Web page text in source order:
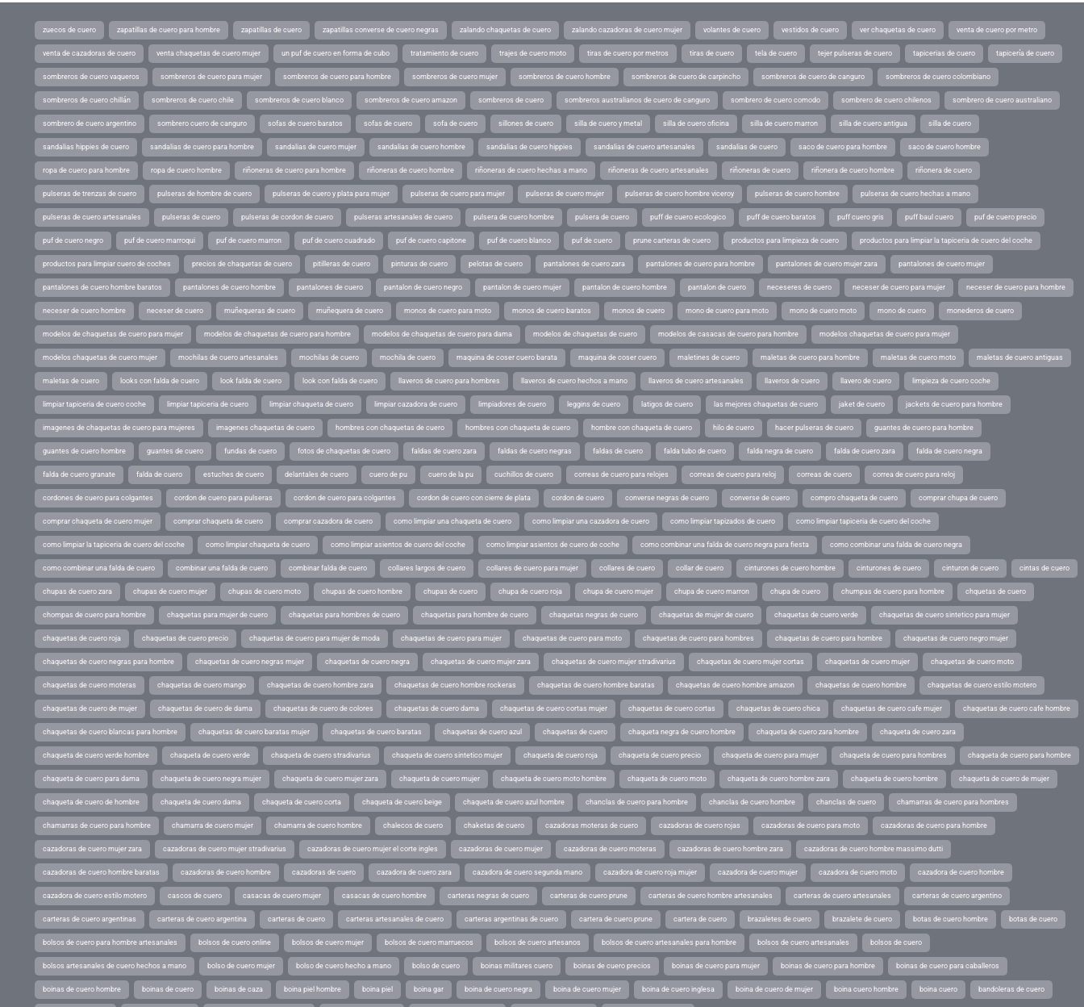
zuecos de cuero zapatillas de cuero para hombre zapatillas de cuero zapatillas converse de cuero negras zalando chaquetas de cuero zalando cazadoras de cuero mujer volantes de cuero vestidos de cuero ver chaquetas de cuero venta de cuero por metro
venta de cazadoras de cuero venta chaquetas de cuero mujer un puf de cuero en forma de cubo tratamiento de cuero trajes de cuero moto tiras de cuero por metros tiras de cuero tela de cuero tejer pulseras de cuero tapicerias de cuero tapicería de cuero
sombreros de cuero vaqueros sombreros de cuero para mujer sombreros de cuero para hombre sombreros de cuero mujer sombreros de cuero hombre sombreros de cuero de carpincho sombreros de cuero de canguro sombreros de cuero colombiano
sombreros de cuero chillán sombreros de cuero chile sombreros de cuero blanco sombreros de cuero amazon sombreros de cuero sombreros australianos de cuero de canguro sombrero de cuero comodo sombrero de cuero chilenos sombrero de cuero australiano
sombrero de cuero argentino sombrero cuero de canguro sofas de cuero baratos sofas de cuero sofa de cuero sillones de cuero silla de cuero y metal silla de cuero oficina silla de cuero marron silla de cuero antigua silla de cuero
sandalias hippies de cuero sandalias de cuero para hombre sandalias de cuero mujer sandalias de cuero hombre sandalias de cuero hippies sandalias de cuero artesanales sandalias de cuero saco de cuero para hombre saco de cuero hombre
ropa de cuero para hombre ropa de cuero hombre riñoneras de cuero para hombre riñoneras de cuero hombre riñoneras de cuero hechas a mano riñoneras de cuero artesanales riñoneras de cuero riñonera de cuero hombre riñonera de cuero
pulseras de trenzas de cuero pulseras de hombre de cuero pulseras de cuero y plata para mujer pulseras de cuero para mujer pulseras de cuero mujer pulseras de cuero hombre viceroy pulseras de cuero hombre pulseras de cuero hechas a mano
pulseras de cuero artesanales pulseras de cuero pulseras de cordon de cuero pulseras artesanales de cuero pulsera de cuero hombre pulsera de cuero puff de cuero ecologico puff de cuero baratos puff cuero gris puff baul cuero puf de cuero precio
puf de cuero negro puf de cuero marroqui puf de cuero marron puf de cuero cuadrado puf de cuero capitone puf de cuero blanco puf de cuero prune carteras de cuero productos para limpieza de cuero productos para limpiar la tapiceria de cuero del coche
productos para limpiar cuero de coches precios de chaquetas de cuero pitilleras de cuero pinturas de cuero pelotas de cuero pantalones de cuero zara pantalones de cuero para hombre pantalones de cuero mujer zara pantalones de cuero mujer
pantalones de cuero hombre baratos pantalones de cuero hombre pantalones de cuero pantalon de cuero negro pantalon de cuero mujer pantalon de cuero hombre pantalon de cuero neceseres de cuero neceser de cuero para mujer neceser de cuero para hombre
neceser de cuero hombre neceser de cuero muñequeras de cuero muñequera de cuero monos de cuero para moto monos de cuero baratos monos de cuero mono de cuero para moto mono de cuero moto mono de cuero monederos de cuero
modelos de chaquetas de cuero para mujer modelos de chaquetas de cuero para hombre modelos de chaquetas de cuero para dama modelos de chaquetas de cuero modelos de casacas de cuero para hombre modelos chaquetas de cuero para mujer
modelos chaquetas de cuero mujer mochilas de cuero artesanales mochilas de cuero mochila de cuero maquina de coser cuero barata maquina de coser cuero maletines de cuero maletas de cuero para hombre maletas de cuero moto maletas de cuero antiguas
maletas de cuero looks con falda de cuero look falda de cuero look con falda de cuero llaveros de cuero para hombres llaveros de cuero hechos a mano llaveros de cuero artesanales llaveros de cuero llavero de cuero limpieza de cuero coche
limpiar tapiceria de cuero coche limpiar tapiceria de cuero limpiar chaqueta de cuero limpiar cazadora de cuero limpiadores de cuero leggins de cuero latigos de cuero las mejores chaquetas de cuero jaket de cuero jackets de cuero para hombre
imagenes de chaquetas de cuero para mujeres imagenes chaquetas de cuero hombres con chaquetas de cuero hombres con chaqueta de cuero hombre con chaqueta de cuero hilo de cuero hacer pulseras de cuero guantes de cuero para hombre
guantes de cuero hombre guantes de cuero fundas de cuero fotos de chaquetas de cuero faldas de cuero zara faldas de cuero negras faldas de cuero falda tubo de cuero falda negra de cuero falda de cuero zara falda de cuero negra
falda de cuero granate falda de cuero estuches de cuero delantales de cuero cuero de pu cuero de la pu cuchillos de cuero correas de cuero para relojes correas de cuero para reloj correas de cuero correa de cuero para reloj
cordones de cuero para colgantes cordon de cuero para pulseras cordon de cuero para colgantes cordon de cuero con cierre de plata cordon de cuero converse negras de cuero converse de cuero compro chaqueta de cuero comprar chupa de cuero
comprar chaqueta de cuero mujer comprar chaqueta de cuero comprar cazadora de cuero como limpiar una chaqueta de cuero como limpiar una cazadora de cuero como limpiar tapizados de cuero como limpiar tapiceria de cuero del coche
como limpiar la tapiceria de cuero del coche como limpiar chaqueta de cuero como limpiar asientos de cuero del coche como limpiar asientos de cuero de coche como combinar una falda de cuero negra para fiesta como combinar una falda de cuero negra
como combinar una falda de cuero combinar una falda de cuero combinar falda de cuero collares largos de cuero collares de cuero para mujer collares de cuero collar de cuero cinturones de cuero hombre cinturones de cuero cinturon de cuero cintas de cuero
chupas de cuero zara chupas de cuero mujer chupas de cuero moto chupas de cuero hombre chupas de cuero chupa de cuero roja chupa de cuero mujer chupa de cuero marron chupa de cuero chumpas de cuero para hombre chquetas de cuero
chompas de cuero para hombre chaquetas para mujer de cuero chaquetas para hombres de cuero chaquetas para hombre de cuero chaquetas negras de cuero chaquetas de mujer de cuero chaquetas de cuero verde chaquetas de cuero sintetico para mujer
chaquetas de cuero roja chaquetas de cuero precio chaquetas de cuero para mujer de moda chaquetas de cuero para mujer chaquetas de cuero para moto chaquetas de cuero para hombres chaquetas de cuero para hombre chaquetas de cuero negro mujer
chaquetas de cuero negras para hombre chaquetas de cuero negras mujer chaquetas de cuero negra chaquetas de cuero mujer zara chaquetas de cuero mujer stradivarius chaquetas de cuero mujer cortas chaquetas de cuero mujer chaquetas de cuero moto
chaquetas de cuero moteras chaquetas de cuero mango chaquetas de cuero hombre zara chaquetas de cuero hombre rockeras chaquetas de cuero hombre baratas chaquetas de cuero hombre amazon chaquetas de cuero hombre chaquetas de cuero estilo motero
chaquetas de cuero de mujer chaquetas de cuero de dama chaquetas de cuero de colores chaquetas de cuero dama chaquetas de cuero cortas mujer chaquetas de cuero cortas chaquetas de cuero chica chaquetas de cuero cafe mujer chaquetas de cuero cafe hombre
chaquetas de cuero blancas para hombre chaquetas de cuero baratas mujer chaquetas de cuero baratas chaquetas de cuero azul chaquetas de cuero chaqueta negra de cuero hombre chaqueta de cuero zara hombre chaqueta de cuero zara
chaqueta de cuero verde hombre chaqueta de cuero verde chaqueta de cuero stradivarius chaqueta de cuero sintetico mujer chaqueta de cuero roja chaqueta de cuero precio chaqueta de cuero para mujer chaqueta de cuero para hombres chaqueta de cuero para hombre
chaqueta de cuero para dama chaqueta de cuero negra mujer chaqueta de cuero mujer zara chaqueta de cuero mujer chaqueta de cuero moto hombre chaqueta de cuero moto chaqueta de cuero hombre zara chaqueta de cuero hombre chaqueta de cuero de mujer
chaqueta de cuero de hombre chaqueta de cuero dama chaqueta de cuero corta chaqueta de cuero beige chaqueta de cuero azul hombre chanclas de cuero para hombre chanclas de cuero hombre chanclas de cuero chamarras de cuero para hombres
chamarras de cuero para hombre chamarra de cuero mujer chamarra de cuero hombre chalecos de cuero chaketas de cuero cazadoras moteras de cuero cazadoras de cuero rojas cazadoras de cuero para moto cazadoras de cuero para hombre
cazadoras de cuero mujer zara cazadoras de cuero mujer stradivarius cazadoras de cuero mujer el corte ingles cazadoras de cuero mujer cazadoras de cuero moteras cazadoras de cuero hombre zara cazadoras de cuero hombre massimo dutti
cazadoras de cuero hombre baratas cazadoras de cuero hombre cazadoras de cuero cazadora de cuero zara cazadora de cuero segunda mano cazadora de cuero roja mujer cazadora de cuero mujer cazadora de cuero moto cazadora de cuero hombre
cazadora de cuero estilo motero cascos de cuero casacas de cuero mujer casacas de cuero hombre carteras negras de cuero carteras de cuero prune carteras de cuero hombre artesanales carteras de cuero artesanales carteras de cuero argentino
carteras de cuero argentinas carteras de cuero argentina carteras de cuero carteras artesanales de cuero carteras argentinas de cuero cartera de cuero prune cartera de cuero brazaletes de cuero brazalete de cuero botas de cuero hombre botas de cuero
bolsos de cuero para hombre artesanales bolsos de cuero online bolsos de cuero mujer bolsos de cuero marruecos bolsos de cuero artesanos bolsos de cuero artesanales para hombre bolsos de cuero artesanales bolsos de cuero
bolsos artesanales de cuero hechos a mano bolso de cuero mujer bolso de cuero hecho a mano bolso de cuero boinas militares cuero boinas de cuero precios boinas de cuero para mujer boinas de cuero para hombre boinas de cuero para caballeros
boinas de cuero hombre boinas de cuero boinas de caza boina piel hombre boina piel boina gar boina de cuero negra boina de cuero mujer boina de cuero inglesa boina de cuero de mujer boina cuero hombre boina cuero bandoleras de cuero